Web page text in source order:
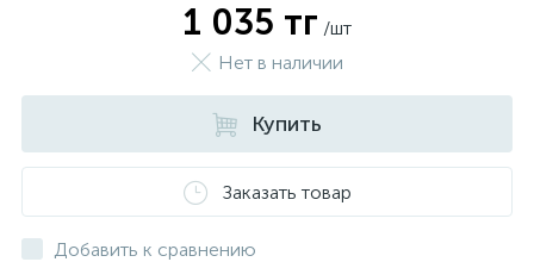
1 035 тг /шт
Нет в наличии
Купить
Заказать товар
Добавить к сравнению